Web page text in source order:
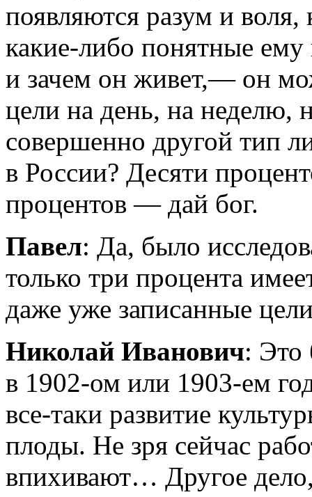
появляются разум и воля,
какие-либо понятные ему
и зачем он живет,— он
цели на день, на неделю,
совершенно другой тип
в России? Десяти
процентов — дай бог.
Павел: Да, было
только три процента
даже уже записанные
Николай Иванович: Это
в 1902-ом или 1903-ем
все-таки развитие
плоды. Не зря сейчас
впихивают… Другое